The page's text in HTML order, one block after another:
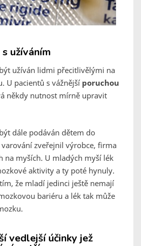
užíváním
užíván lidmi přecitlivělými na
U pacientů s vážnější poruchou
někdy nutnost mírně upravit
dále podáván dětem do
zveřejnil výrobce, firma
na myších. U mladých myší lék
aktivity a ty poté hynuly.
že mladí jedinci ještě nemají
bariéru a lék tak může
vedlejší účinky jež